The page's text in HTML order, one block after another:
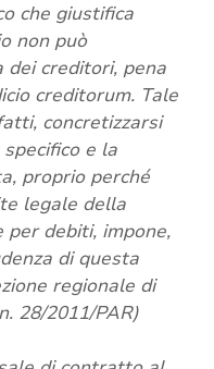
che giustifica
non può
creditori, pena
creditorum. Tale
concretizzarsi
e la
proprio perché
legale della
debiti, impone,
di questa
regionale di
28/2011/PAR)